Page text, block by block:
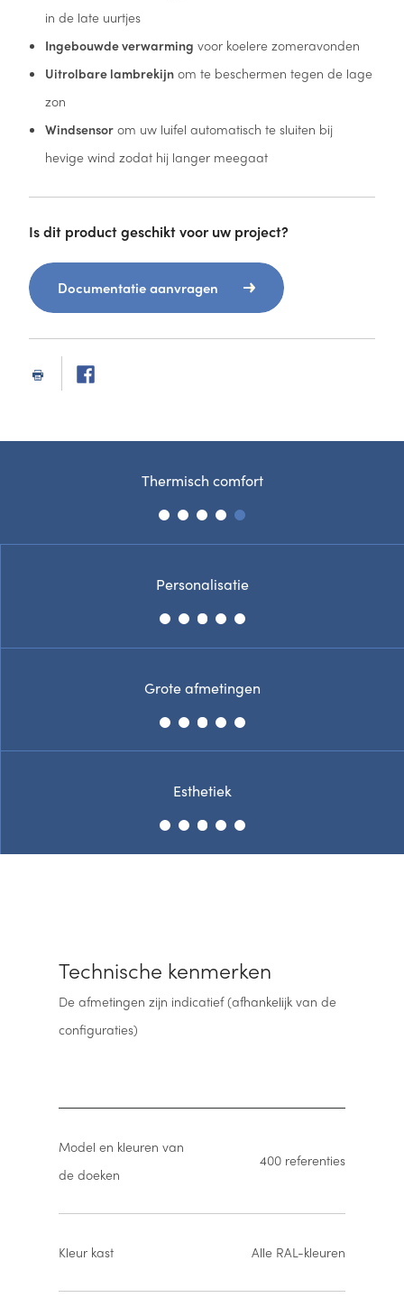
in de late uurtjes
Ingebouwde verwarming voor koelere zomeravonden
Uitrolbare lambrekijn om te beschermen tegen de lage
zon
Windsensor om uw luifel automatisch te sluiten bij
hevige wind zodat hij langer meegaat
Is dit product geschikt voor uw project?
Documentatie aanvragen
Thermisch comfort
Personalisatie
Grote afmetingen
Esthetiek
Technische kenmerken
De afmetingen zijn indicatief (afhankelijk van de
configuraties)
Model en kleuren van
de doeken
400 referenties
Kleur kast Alle RAL-kleuren